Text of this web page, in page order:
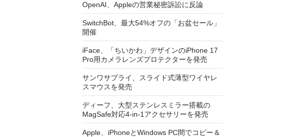
OpenAI、Appleの営業秘密訴訟に反論
SwitchBot、最大54%オフの「お盆セール」
開催
iFace、「ちいかわ」デザインのiPhone 17
Pro用カメラレンズプロテクターを発売
サンワサプライ、スライド式薄型ワイヤレ
スマウスを発売
ディーフ、大型ステンレスミラー搭載の
MagSafe対応4-in-1アクセサリーを発売
Apple、iPhoneとWindows PC間でコピー＆